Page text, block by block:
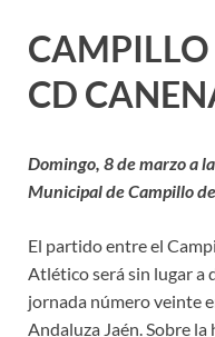
CAMPILLO
CD
Domingo, 8 de marzo a
Municipal de Campillo
El partido entre el
Atlético será sin lugar a
jornada número veinte
Andaluza Jaén. Sobre